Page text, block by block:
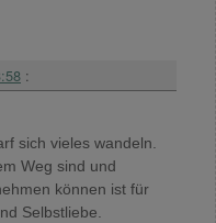
:
sich vieles wandeln.
Weg sind und
können ist für
Selbstliebe.